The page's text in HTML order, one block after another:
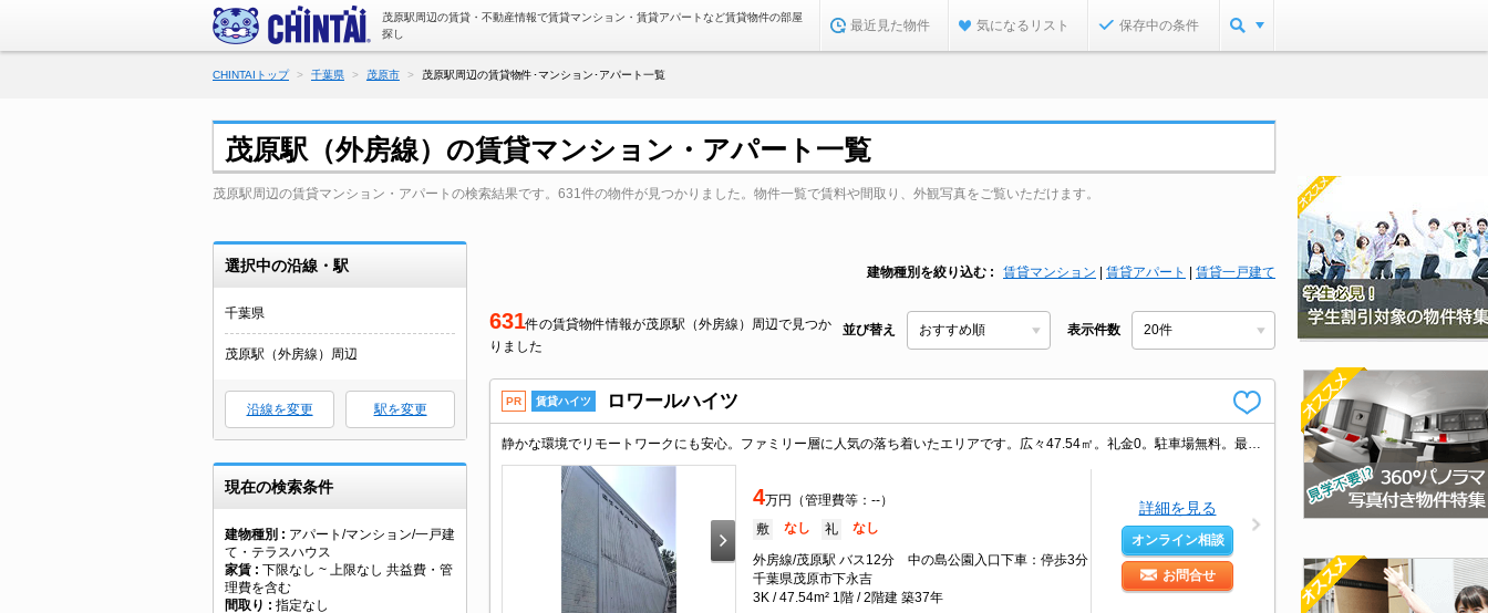
茂原駅周辺の賃貸・不動産情報で賃貸マンション・賃貸アパートなど賃貸物件の部屋
探し
最近見た物件 気になるリスト 保存中の条件
CHINTAIトップ 千葉県 茂原市 茂原駅周辺の賃貸物件･マンション･アパート一覧
茂原駅（外房線）の賃貸マンション・アパート一覧
茂原駅周辺の賃貸マンション・アパートの検索結果です。631件の物件が見つかりました。物件一覧で賃料や間取り、外観写真をご覧いただけます。
選択中の沿線・駅
千葉県
茂原駅（外房線）周辺
沿線を変更 駅を変更
現在の検索条件
建物種別
アパート/マンション/一戸建
て・テラスハウス
家賃
下限なし ~ 上限なし 共益費・管
理費を含む
間取り
指定なし
建物種別を絞り込む 賃貸マンション 賃貸アパート 賃貸一戸建て
631件の賃貸物件情報が茂原駅（外房線）周辺で見つか
りました
並び替え 表示件数
PR 賃貸ハイツ ロワールハイツ
4万円（管理費等：--）
敷 なし 礼 なし
外房線/茂原駅 バス12分 中の島公園入口下車：停歩3分
千葉県茂原市下永吉
3K / 47.54m² 1階 / 2階建 築37年
詳細を見る
オンライン相談
お問合せ